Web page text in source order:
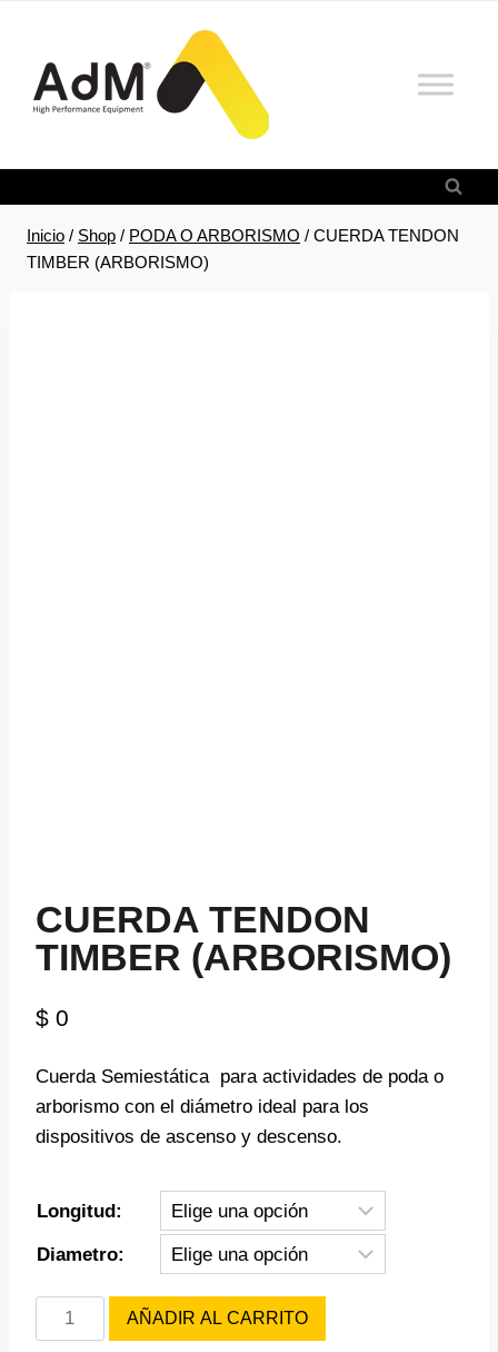
contenido
Inicio / Shop / PODA O ARBORISMO / CUERDA TENDON
TIMBER (ARBORISMO)
CUERDA TENDON
TIMBER (ARBORISMO)
$ 0
Cuerda Semiestática para actividades de poda o
arborismo con el diámetro ideal para los
dispositivos de ascenso y descenso.
Longitud:
Diametro:
CUERDA
TENDON
AÑADIR AL CARRITO